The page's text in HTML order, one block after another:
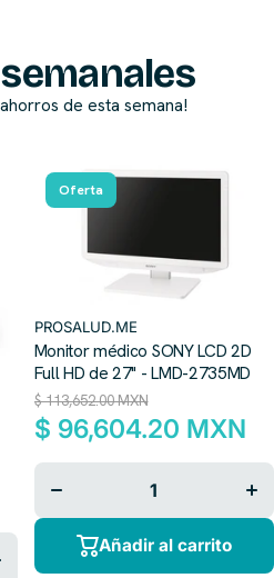
de esta semana!
Oferta
PROSALUD.ME
Monitor médico SONY LCD 2D
Full HD de 27" - LMD-2735MD
$ 113,652.00 MXN
$ 96,604.20 MXN
cantidad
Añadir al carrito